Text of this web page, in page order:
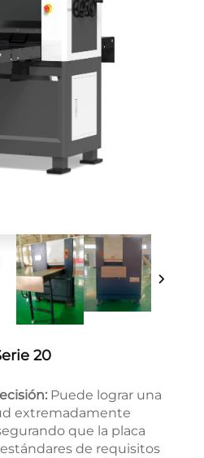
20
Puede lograr una
extremadamente
que la placa
de requisitos